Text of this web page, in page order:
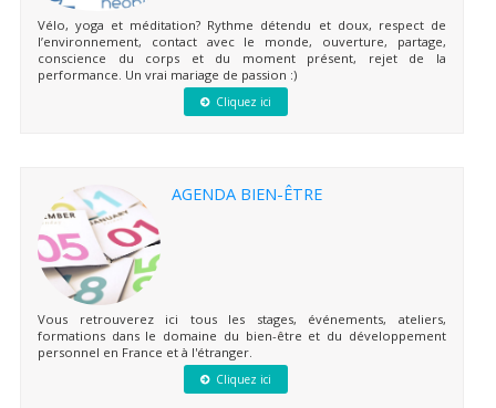
Vélo, yoga et méditation? Rythme détendu et doux, respect de
l’environnement, contact avec le monde, ouverture, partage,
conscience du corps et du moment présent, rejet de la
performance. Un vrai mariage de passion :)
Cliquez ici
AGENDA BIEN-ÊTRE
Vous retrouverez ici tous les stages, événements, ateliers,
formations dans le domaine du bien-être et du développement
personnel en France et à l'étranger.
Cliquez ici